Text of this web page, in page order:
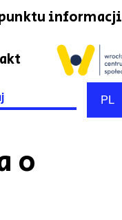
informacji
PL
o